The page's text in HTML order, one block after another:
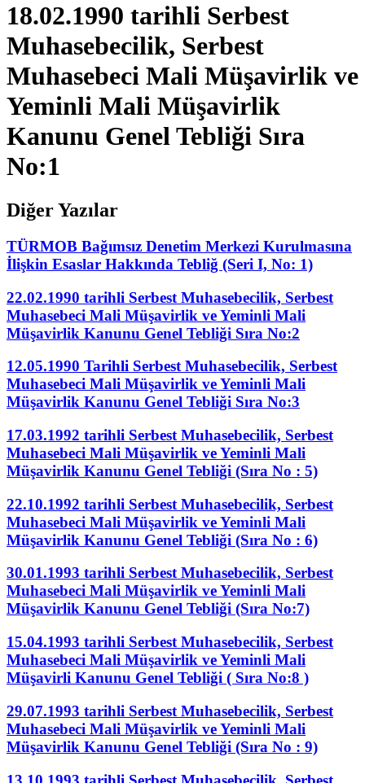
18.02.1990 tarihli Serbest
Muhasebecilik, Serbest
Muhasebeci Mali Müşavirlik ve
Yeminli Mali Müşavirlik
Kanunu Genel Tebliği Sıra
No:1
Diğer Yazılar
TÜRMOB Bağımsız Denetim Merkezi Kurulmasına
İlişkin Esaslar Hakkında Tebliğ (Seri I, No: 1)
22.02.1990 tarihli Serbest Muhasebecilik, Serbest
Muhasebeci Mali Müşavirlik ve Yeminli Mali
Müşavirlik Kanunu Genel Tebliği Sıra No:2
12.05.1990 Tarihli Serbest Muhasebecilik, Serbest
Muhasebeci Mali Müşavirlik ve Yeminli Mali
Müşavirlik Kanunu Genel Tebliği Sıra No:3
17.03.1992 tarihli Serbest Muhasebecilik, Serbest
Muhasebeci Mali Müşavirlik ve Yeminli Mali
Müşavirlik Kanunu Genel Tebliği (Sıra No : 5)
22.10.1992 tarihli Serbest Muhasebecilik, Serbest
Muhasebeci Mali Müşavirlik ve Yeminli Mali
Müşavirlik Kanunu Genel Tebliği (Sıra No : 6)
30.01.1993 tarihli Serbest Muhasebecilik, Serbest
Muhasebeci Mali Müşavirlik ve Yeminli Mali
Müşavirlik Kanunu Genel Tebliği (Sıra No:7)
15.04.1993 tarihli Serbest Muhasebecilik, Serbest
Muhasebeci Mali Müşavirlik ve Yeminli Mali
Müşavirli Kanunu Genel Tebliği ( Sıra No:8 )
29.07.1993 tarihli Serbest Muhasebecilik, Serbest
Muhasebeci Mali Müşavirlik ve Yeminli Mali
Müşavirlik Kanunu Genel Tebliği (Sıra No : 9)